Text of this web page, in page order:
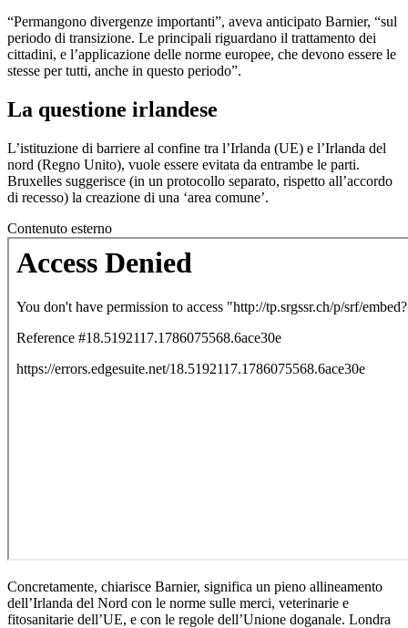
“Permangono divergenze importanti”, aveva anticipato Barnier, “sul
periodo di transizione. Le principali riguardano il trattamento dei
cittadini, e l’applicazione delle norme europee, che devono essere le
stesse per tutti, anche in questo periodo”.
La questione irlandese
L’istituzione di barriere al confine tra l’Irlanda (UE) e l’Irlanda del
nord (Regno Unito), vuole essere evitata da entrambe le parti.
Bruxelles suggerisce (in un protocollo separato, rispetto all’accordo
di recesso) la creazione di una ‘area comune’.
Contenuto esterno
Concretamente, chiarisce Barnier, significa un pieno allineamento
dell’Irlanda del Nord con le norme sulle merci, veterinarie e
fitosanitarie dell’UE, e con le regole dell’Unione doganale. Londra